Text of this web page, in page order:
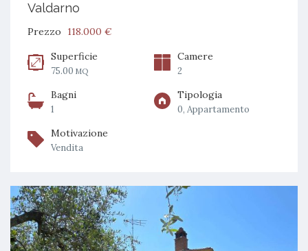
Valdarno
Prezzo
118.000 €
Superficie
75.00 MQ
Camere
2
Bagni
1
Tipologia
0, Appartamento
Motivazione
Vendita